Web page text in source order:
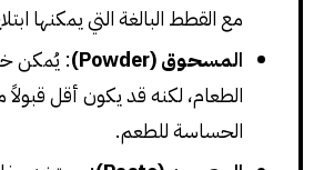
مع القطط البالغة التي يمكنها
المسحوق (Powder)
: يُمكن
الطعام، لكنه قد يكون أقل
الحساسة للطعم.